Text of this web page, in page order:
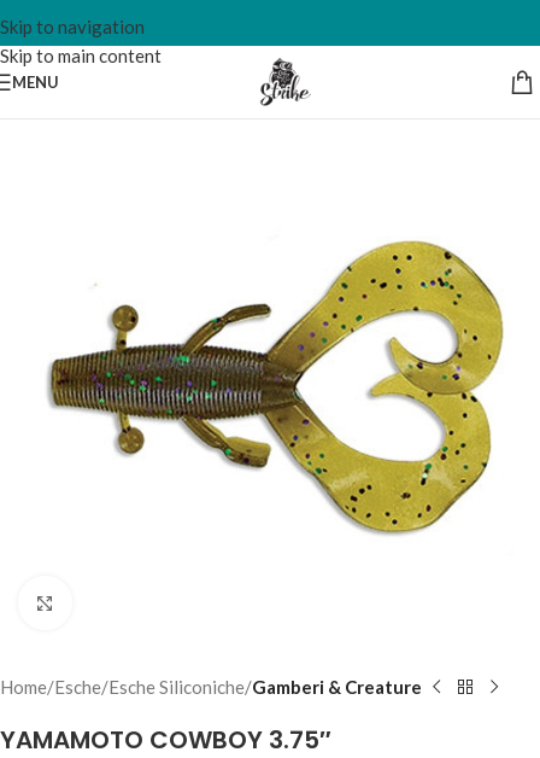
Skip to navigation
Skip to main content
MENU
Home Esche Esche Siliconiche Gamberi & Creature
YAMAMOTO COWBOY 3.75″